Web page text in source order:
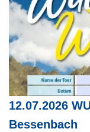
12.07.2026
Bessenbach